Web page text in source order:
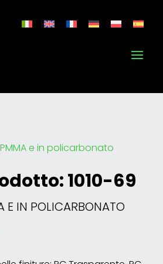
e in policarbonato
1010-69
E IN POLICARBONATO